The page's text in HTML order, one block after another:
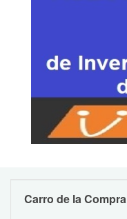
Carro de la Compra